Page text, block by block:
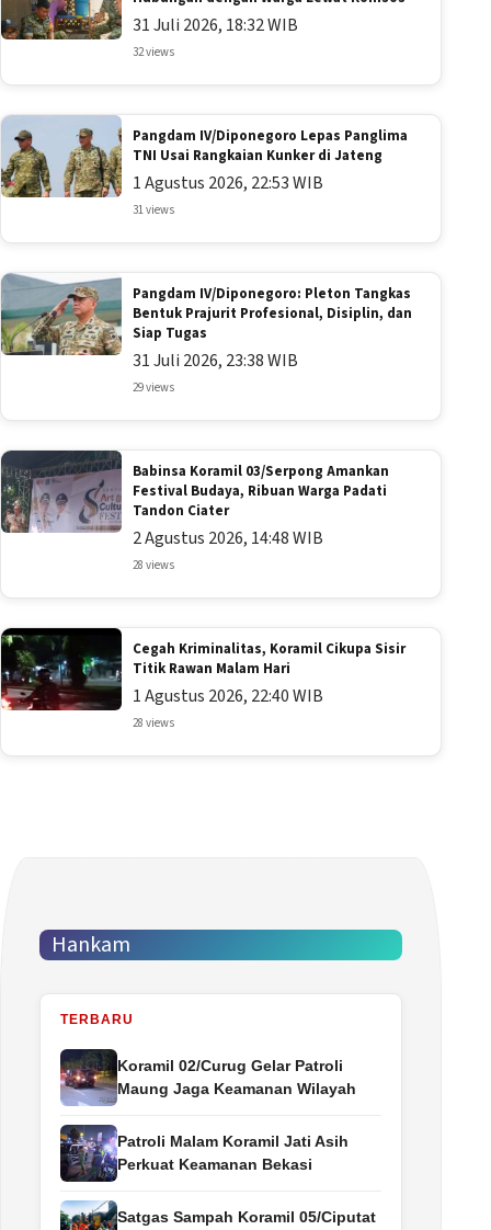
31 Juli 2026, 18:32 WIB
32 views
Pangdam IV/Diponegoro Lepas Panglima
TNI Usai Rangkaian Kunker di Jateng
1 Agustus 2026, 22:53 WIB
31 views
Pangdam IV/Diponegoro: Pleton Tangkas
Bentuk Prajurit Profesional, Disiplin, dan
Siap Tugas
31 Juli 2026, 23:38 WIB
29 views
Babinsa Koramil 03/Serpong Amankan
Festival Budaya, Ribuan Warga Padati
Tandon Ciater
2 Agustus 2026, 14:48 WIB
28 views
Cegah Kriminalitas, Koramil Cikupa Sisir
Titik Rawan Malam Hari
1 Agustus 2026, 22:40 WIB
28 views
Hankam
TERBARU
Koramil 02/Curug Gelar Patroli
Maung Jaga Keamanan Wilayah
Patroli Malam Koramil Jati Asih
Perkuat Keamanan Bekasi
Satgas Sampah Koramil 05/Ciputat